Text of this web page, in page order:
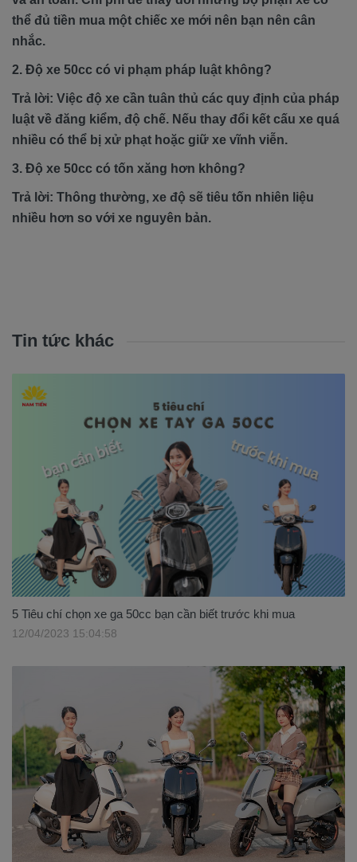
thể đủ tiền mua một chiếc xe mới nên bạn nên cân
nhắc.
2. Độ xe 50cc có vi phạm pháp luật không?
Trả lời: Việc độ xe cần tuân thủ các quy định của pháp
luật về đăng kiểm, độ chế. Nếu thay đổi kết cấu xe quá
nhiều có thể bị xử phạt hoặc giữ xe vĩnh viễn.
3. Độ xe 50cc có tốn xăng hơn không?
Trả lời: Thông thường, xe độ sẽ tiêu tốn nhiên liệu
nhiều hơn so với xe nguyên bản.
Tin tức khác
5 Tiêu chí chọn xe ga 50cc bạn cần biết trước khi mua
12/04/2023 15:04:58